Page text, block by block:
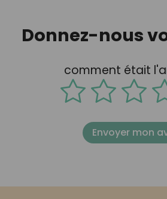
Donnez-nous
comment était
Envoyer mon